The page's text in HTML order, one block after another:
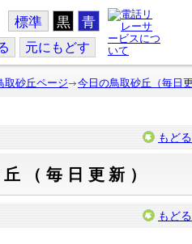
標準 黒 青
元にもどす
取砂丘ページ 今日の鳥取砂丘（毎日更
もどる
（毎日更新）
もどる